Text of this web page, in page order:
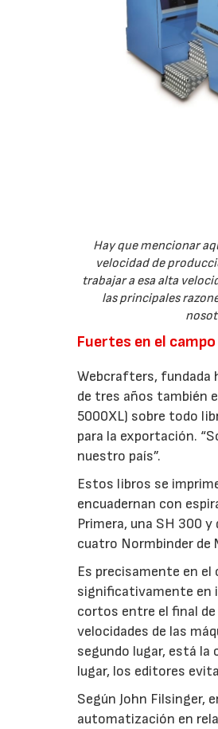
Hay que mencionar
velocidad de
trabajar a esa alta
las principales
Fuertes en el
Webcrafters, fundada
de tres años también
5000XL) sobre todo
para la exportación.
nuestro país”.
Estos libros se
encuadernan con
Primera, una SH 300
cuatro Normbinder de
Es precisamente en el
significativamente en
cortos entre el final de
velocidades de las
segundo lugar, está la
lugar, los editores
Según John Filsinger,
automatización en